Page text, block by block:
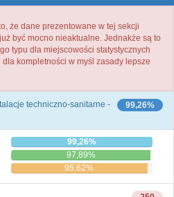
że dane prezentowane w tej sekcji
być mocno nieaktualne. Jednakże są to
typu dla miejscowości statystycznych
kompletności w myśl zasady lepsze
99,26%
techniczno-sanitarne -
99,26%
97,89%
95,62%